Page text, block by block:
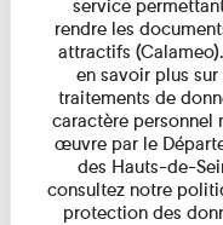
service
rendre les
attractifs
en savoir plus sur
traitements de
caractère personnel
œuvre par le
des Hauts-de-
consultez notre
protection des